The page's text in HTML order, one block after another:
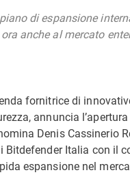
di espansione
anche al mercato
fornitrice di
annuncia
Denis Cassinerio
Bitdefender Italia con il
espansione nel